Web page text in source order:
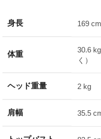
身長 169 cm
体重
30.6
く）
ヘッド重量 2 kg
肩幅 35.5